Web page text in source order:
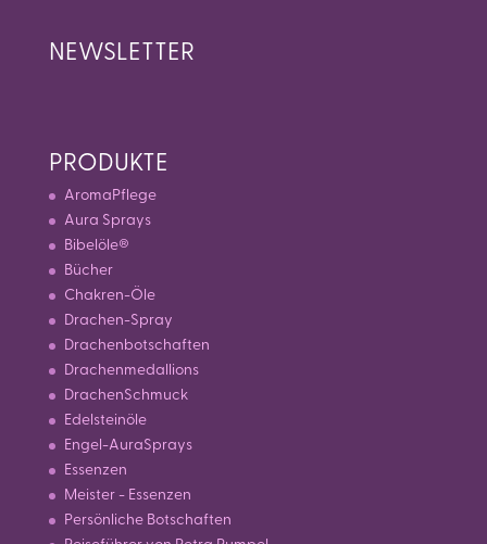
NEWSLETTER
PRODUKTE
AromaPflege
Aura Sprays
Bibelöle®
Bücher
Chakren-Öle
Drachen-Spray
Drachenbotschaften
Drachenmedallions
DrachenSchmuck
Edelsteinöle
Engel-AuraSprays
Essenzen
Meister - Essenzen
Persönliche Botschaften